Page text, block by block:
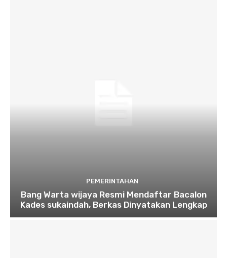
PEMERINTAHAN
Bang Warta wijaya Resmi Mendaftar Bacalon
Kades sukaindah, Berkas Dinyatakan Lengkap